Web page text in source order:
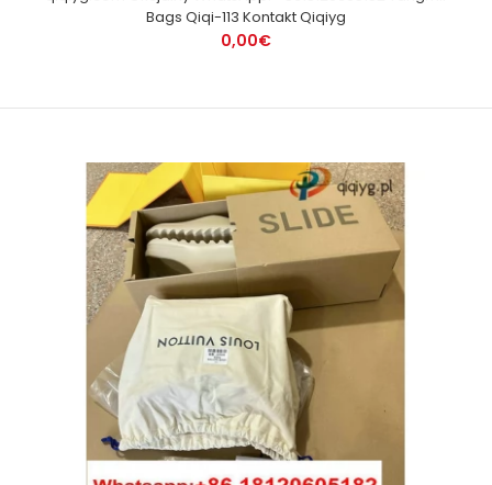
Bags Qiqi-113 Kontakt Qiqiyg
0,00€